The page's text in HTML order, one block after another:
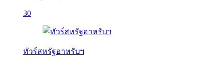
30
ทัวร์สหรัฐอาหรับฯ